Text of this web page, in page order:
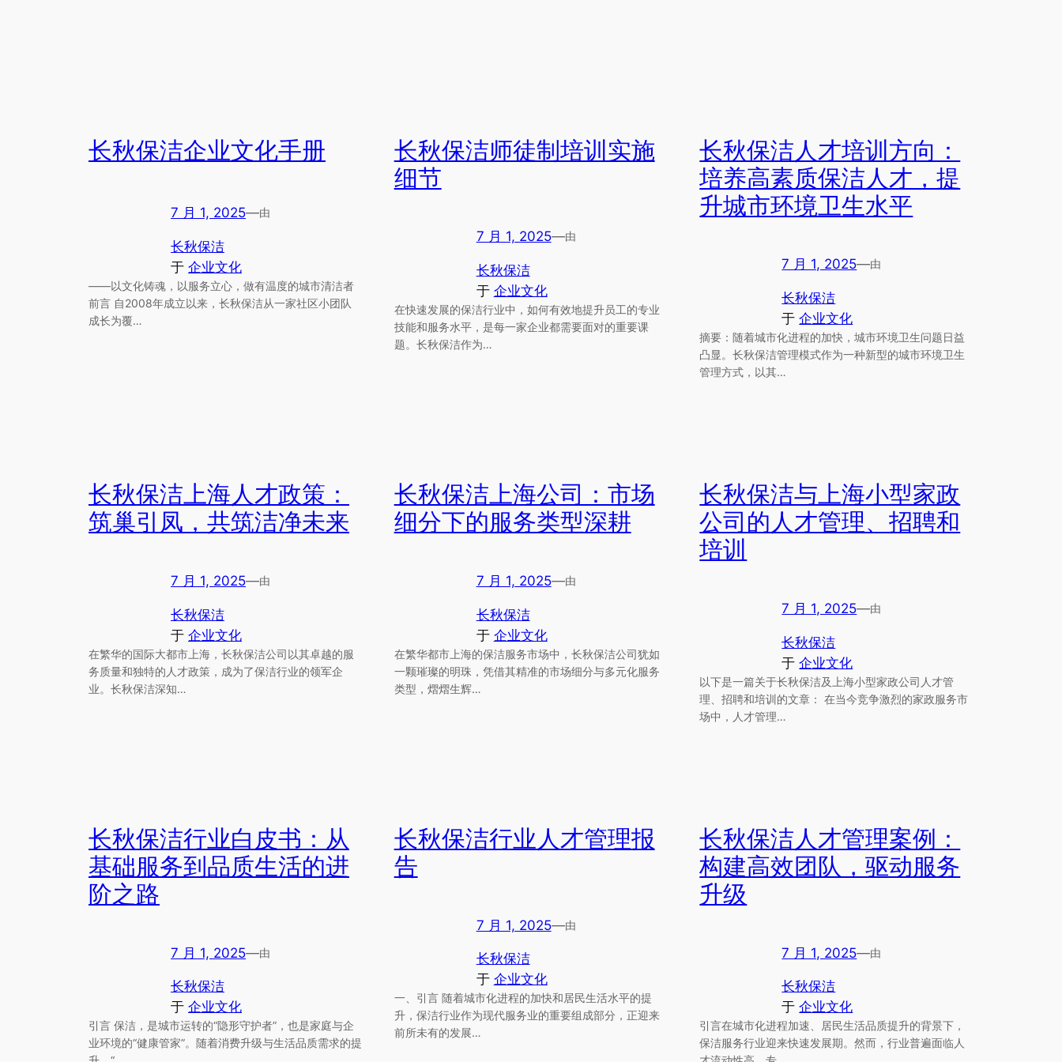
长秋保洁企业文化手册
7 月 1, 2025—由
长秋保洁
于 企业文化
——以文化铸魂，以服务立心，做有温度的城市清洁者
前言 自2008年成立以来，长秋保洁从一家社区小团队
成长为覆…
长秋保洁师徒制培训实施
细节
7 月 1, 2025—由
长秋保洁
于 企业文化
在快速发展的保洁行业中，如何有效地提升员工的专业
技能和服务水平，是每一家企业都需要面对的重要课
题。长秋保洁作为…
长秋保洁人才培训方向：
培养高素质保洁人才，提
升城市环境卫生水平
7 月 1, 2025—由
长秋保洁
于企业文化
摘要：随着城市化进程的加快，城市环境卫生问题日益
凸显。长秋保洁管理模式作为一种新型的城市环境卫生
管理方式，以其…
长秋保洁上海人才政策：
筑巢引凤，共筑洁净未来
7 月 1, 2025—由
长秋保洁
于 企业文化
在繁华的国际大都市上海，长秋保洁公司以其卓越的服
务质量和独特的人才政策，成为了保洁行业的领军企
业。长秋保洁深知…
长秋保洁上海公司：市场
细分下的服务类型深耕
7 月 1, 2025—由
长秋保洁
于 企业文化
在繁华都市上海的保洁服务市场中，长秋保洁公司犹如
一颗璀璨的明珠，凭借其精准的市场细分与多元化服务
类型，熠熠生辉…
长秋保洁与上海小型家政
公司的人才管理、招聘和
培训
7 月 1, 2025—由
长秋保洁
于企业文化
以下是一篇关于长秋保洁及上海小型家政公司人才管
理、招聘和培训的文章： 在当今竞争激烈的家政服务市
场中，人才管理…
长秋保洁行业白皮书：从
基础服务到品质生活的进
阶之路
7 月 1, 2025—由
长秋保洁
于 企业文化
引言 保洁，是城市运转的“隐形守护者”，也是家庭与企
业环境的“健康管家”。随着消费升级与生活品质需求的提
长秋保洁行业人才管理报
告
7 月 1, 2025—由
长秋保洁
于 企业文化
一、引言 随着城市化进程的加快和居民生活水平的提
升，保洁行业作为现代服务业的重要组成部分，正迎来
前所未有的发展…
长秋保洁人才管理案例：
构建高效团队，驱动服务
升级
7 月 1, 2025—由
长秋保洁
于企业文化
引言在城市化进程加速、居民生活品质提升的背景下，
保洁服务行业迎来快速发展期。然而，行业普遍面临人